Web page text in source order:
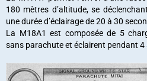
180 mètres d’altitude, se
une durée d’éclairage de 20 à 30
La M18A1 est composée de 5
sans parachute et éclairent pendant 4